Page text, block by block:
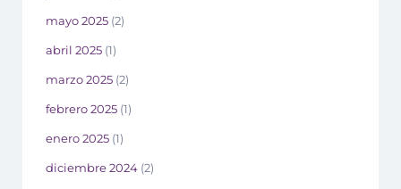
mayo 2025 (2)
abril 2025 (1)
marzo 2025 (2)
febrero 2025 (1)
enero 2025 (1)
diciembre 2024 (2)